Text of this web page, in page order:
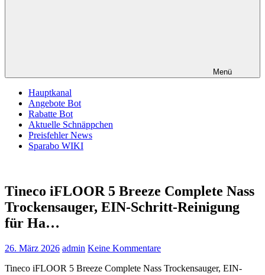
Menü
Hauptkanal
Angebote Bot
Rabatte Bot
Aktuelle Schnäppchen
Preisfehler News
Sparabo WIKI
Tineco iFLOOR 5 Breeze Complete Nass
Trockensauger, EIN-Schritt-Reinigung
für Ha…
26. März 2026 admin Keine Kommentare
Tineco iFLOOR 5 Breeze Complete Nass Trockensauger, EIN-